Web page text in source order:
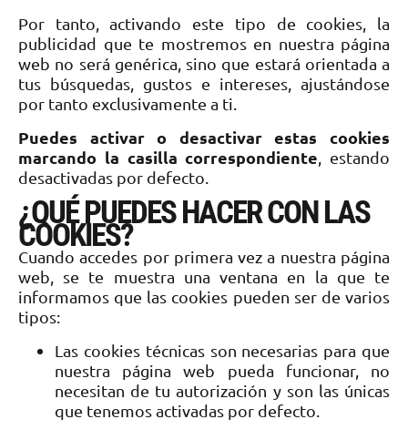
Por tanto, activando este tipo de cookies, la
publicidad que te mostremos en nuestra página
web no será genérica, sino que estará orientada a
tus búsquedas, gustos e intereses, ajustándose
por tanto exclusivamente a ti.
Puedes activar o desactivar estas cookies
marcando la casilla correspondiente , estando
desactivadas por defecto.
¿QUÉ PUEDES HACER CON LAS
COOKIES?
Cuando accedes por primera vez a nuestra página
web, se te muestra una ventana en la que te
informamos que las cookies pueden ser de varios
tipos:
Las cookies técnicas son necesarias para que
nuestra página web pueda funcionar, no
necesitan de tu autorización y son las únicas
que tenemos activadas por defecto.